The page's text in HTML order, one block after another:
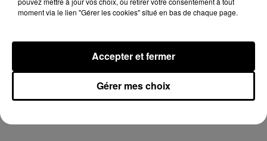
rapidement sur l'amour.
budget, voire, pour certains d'entre vous, à améliorer vos
revenus. Si vous avez des économies à placer, prenez le
temps d'étudier attentivement toutes les possibilités qui
moment via le lien "Gérer les cookies" situé en bas de chaque page.
Gérer mes choix
Accepter et fermer